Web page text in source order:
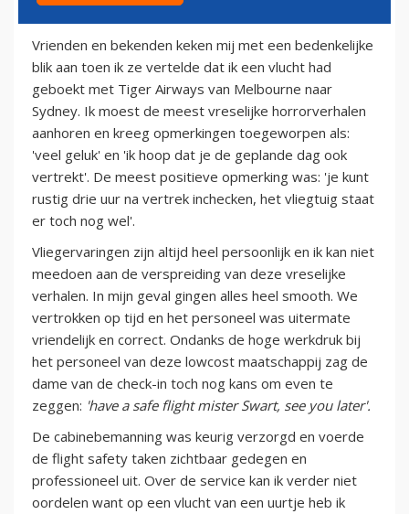
14 april 2012
Vrienden en bekenden keken mij met een bedenkelijke
blik aan toen ik ze vertelde dat ik een vlucht had
geboekt met Tiger Airways van Melbourne naar
Sydney. Ik moest de meest vreselijke horrorverhalen
aanhoren en kreeg opmerkingen toegeworpen als:
'veel geluk' en 'ik hoop dat je de geplande dag ook
vertrekt'. De meest positieve opmerking was: 'je kunt
rustig drie uur na vertrek inchecken, het vliegtuig staat
er toch nog wel'.
Vliegervaringen zijn altijd heel persoonlijk en ik kan niet
meedoen aan de verspreiding van deze vreselijke
verhalen. In mijn geval gingen alles heel smooth. We
vertrokken op tijd en het personeel was uitermate
vriendelijk en correct. Ondanks de hoge werkdruk bij
het personeel van deze lowcost maatschappij zag de
dame van de check-in toch nog kans om even te
zeggen: 'have a safe flight mister Swart, see you later'.
De cabinebemanning was keurig verzorgd en voerde
de flight safety taken zichtbaar gedegen en
professioneel uit. Over de service kan ik verder niet
oordelen want op een vlucht van een uurtje heb ik